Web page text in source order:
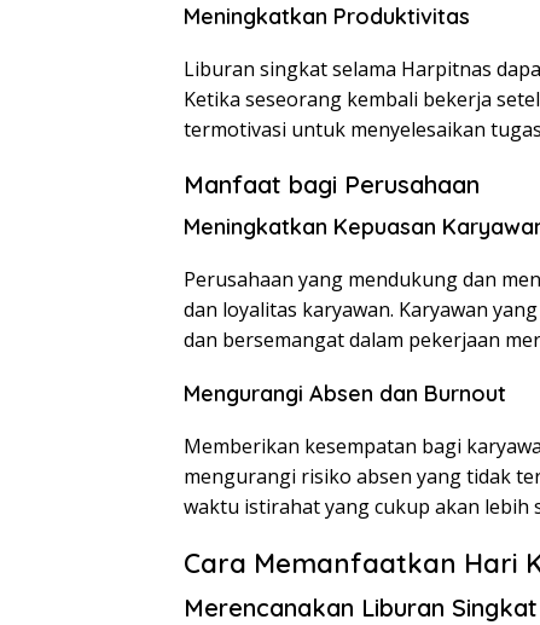
Meningkatkan Produktivitas
Liburan singkat selama Harpitnas
Ketika seseorang kembali bekerja
termotivasi untuk menyelesaikan
Manfaat bagi Perusahaan
Meningkatkan Kepuasan
Perusahaan yang mendukung dan
dan loyalitas karyawan. Karyawan
dan bersemangat dalam pekerjaan
Mengurangi Absen dan Burnout
Memberikan kesempatan bagi
mengurangi risiko absen yang tidak
waktu istirahat yang cukup akan lebih
Cara Memanfaatkan Hari
Merencanakan Liburan Singkat